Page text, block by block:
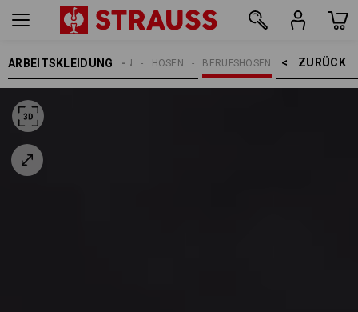
ARBEITSKLEIDUNG ZURÜCK    >
BERUFSHOSEN
HOSEN
DAMEN